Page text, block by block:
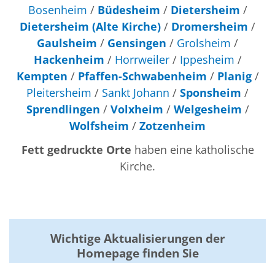
Bosenheim / Büdesheim / Dietersheim /
Dietersheim (Alte Kirche) / Dromersheim /
Gaulsheim / Gensingen / Grolsheim /
Hackenheim / Horrweiler/ Ippesheim /
Kempten / Pfaffen-Schwabenheim / Planig/
Pleitersheim / Sankt Johann / Sponsheim /
Sprendlingen / Volxheim / Welgesheim /
Wolfsheim / Zotzenheim
Fett gedruckte Orte haben eine katholische
Kirche.
Wichtige Aktualisierungen der
Homepagefinden Sie